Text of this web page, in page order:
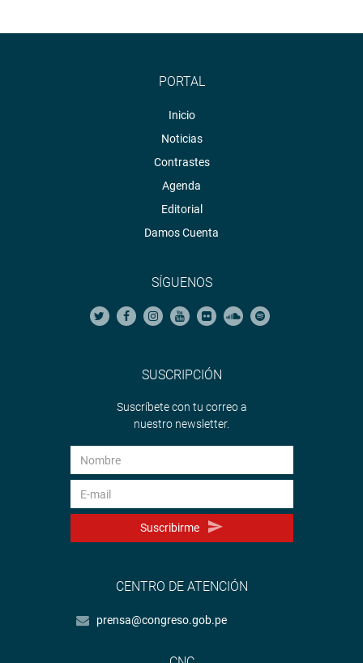
PORTAL
Inicio
Noticias
Contrastes
Agenda
Editorial
Damos Cuenta
SÍGUENOS
SUSCRIPCIÓN
Suscríbete con tu correo a
nuestro newsletter.
Suscribirme
CENTRO DE ATENCIÓN
prensa@congreso.gob.pe